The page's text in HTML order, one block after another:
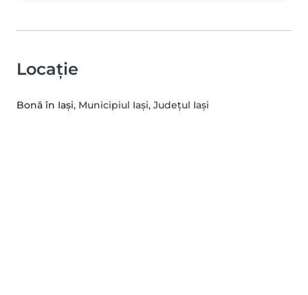
Locație
Bonă în Iași, Municipiul Iaşi, Județul Iași